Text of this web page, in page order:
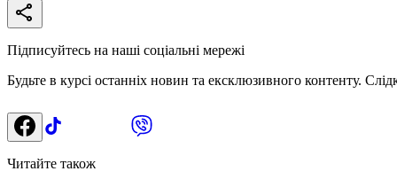
Підписуйтесь на наші соціальні мережі
Будьте в курсі останніх новин та ексклюзивного контенту.
Читайте також